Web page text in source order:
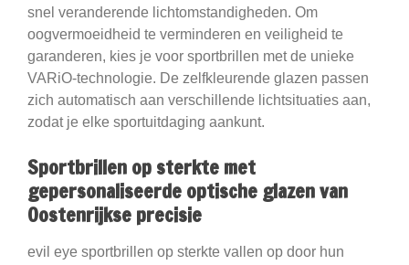
snel veranderende lichtomstandigheden. Om
oogvermoeidheid te verminderen en veiligheid te
garanderen, kies je voor sportbrillen met de unieke
VARiO-technologie. De zelfkleurende glazen passen
zich automatisch aan verschillende lichtsituaties aan,
zodat je elke sportuitdaging aankunt.
Sportbrillen op sterkte met
gepersonaliseerde optische glazen van
Oostenrijkse precisie
evil eye sportbrillen op sterkte vallen op door hun